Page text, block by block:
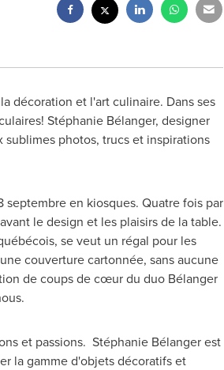
décoration et l'art culinaire. Dans ses
Stéphanie Bélanger, designer
photos, trucs et inspirations
en kiosques. Quatre fois par
le design et les plaisirs de la table.
se veut un régal pour les
couverture cartonnée, sans aucune
de coups de cœur du duo Bélanger
et passions. Stéphanie Bélanger est
la gamme d'objets décoratifs et